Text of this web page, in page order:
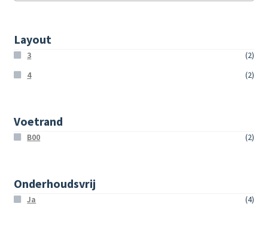
Layout
3
(2)
4
(2)
Voetrand
B00 (2)
Onderhoudsvrij
Ja (4)